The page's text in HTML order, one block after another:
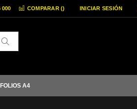
COMPARAR () INICIAR SESIÓN
000
A4